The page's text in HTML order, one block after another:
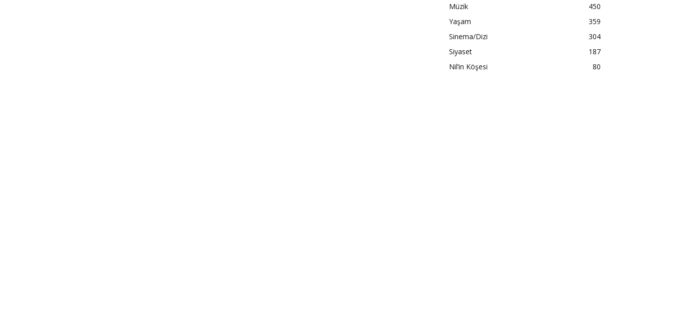
Müzik
450
Yaşam
359
Sinema/Dizi
304
Siyaset
187
Nil’in Köşesi
80